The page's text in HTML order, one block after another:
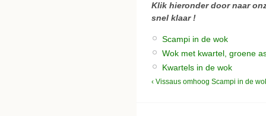
Klik hieronder door naar
snel klaar !
Scampi in de wok
Wok met kwartel, groene
Kwartels in de wok
‹ Vissaus omhoog Scampi in de